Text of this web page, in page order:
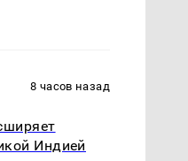
8 часов назад
Индией